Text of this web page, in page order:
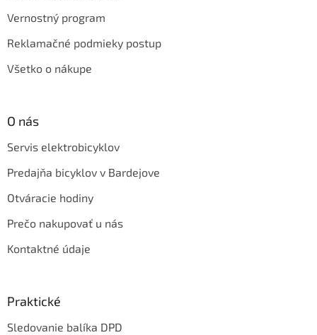
Vernostný program
Reklamačné podmieky postup
Všetko o nákupe
O nás
Servis elektrobicyklov
Predajňa bicyklov v Bardejove
Otváracie hodiny
Prečo nakupovať u nás
Kontaktné údaje
Praktické
Sledovanie balíka DPD